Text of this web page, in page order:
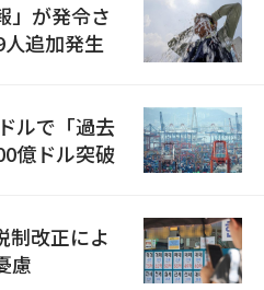
」が発令さ
追加発生
ルで「過去
億ドル突破
制改正によ
慮